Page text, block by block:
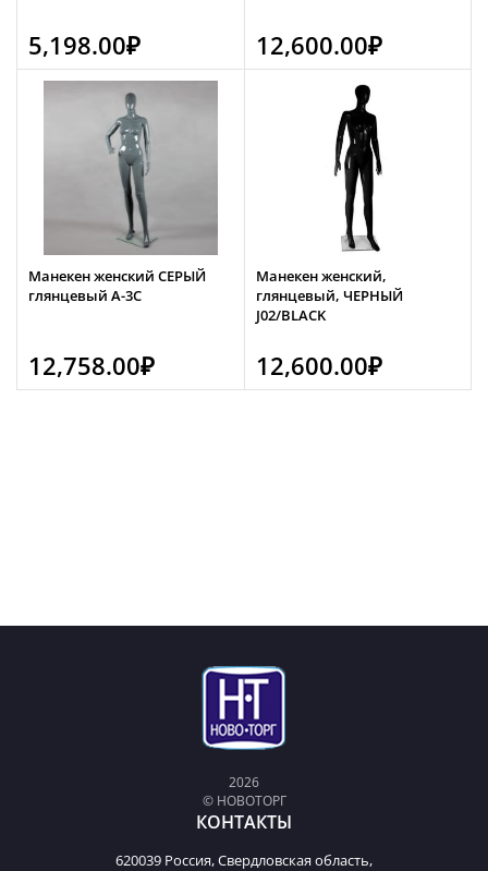
5,198.00₽ 12,600.00₽
Манекен женский СЕРЫЙ
глянцевый А-3С
12,758.00₽
Манекен женский,
глянцевый, ЧЕРНЫЙ
J02/BLACK
12,600.00₽
2026
© НОВОТОРГ
КОНТАКТЫ
620039 Россия, Свердловская область,